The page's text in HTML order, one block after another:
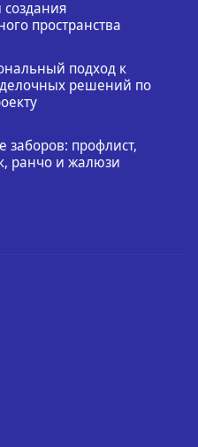
пространства
подход к
решений по
заборов: профлист,
ранчо и жалюзи